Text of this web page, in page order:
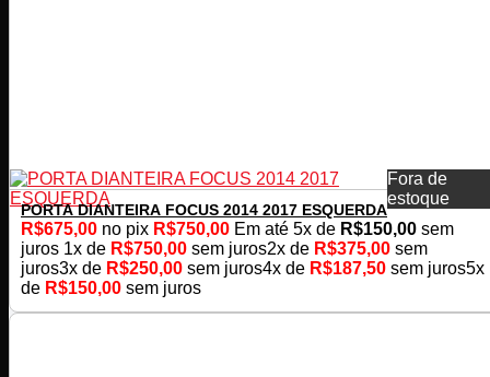
Fora de
estoque
PORTA DIANTEIRA FOCUS 2014 2017 ESQUERDA
R$675,00 no pix R$750,00 Em até 5x de R$150,00 sem
juros 1x de R$750,00 sem juros2x de R$375,00 sem
juros3x de R$250,00 sem juros4x de R$187,50 sem juros5x
de R$150,00 sem juros